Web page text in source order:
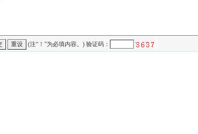
(注“ ！ ”为必填内容。) 验证码：